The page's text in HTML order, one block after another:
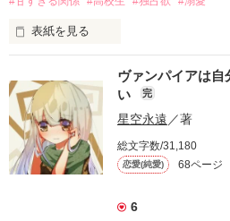
「どんな姿でも姉貴は姉貴ですから」
紫咲　幻夢（しざき　げんむ）
隣町の総長であり生まれながらに最
「血は極上だが相変わらず貧相な身
なる覚悟は出来たか？」
いざって時は、いつも助けてくれる
今日も恋のアタックをしています。
2021年3月30日の野いちごオススメ
た！
野いちご編集部様、並びに読者様に
本当にありがとうございます(*^^*)
美怜のことが好きすぎるハイスペッ
童貞小児科カウンセラー
漣　剛士(さざなみ　ごうし)(39)
ベリーズカフェ短編コンテスト第七回
「アナザーベリーズ」編集部からみ
2023年　7月28日　START
表紙を見る
そんな雷雨様はチャラいし、遊び人
なのに……
「普段はクールぶっているくせに
ヴァンパイアは自
い
完
星空永遠 ／著
総文字数/31,180
恋愛(純愛) 68ページ
6